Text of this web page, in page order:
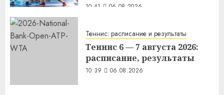
10:41 06.08.2026
Теннис: расписание и результаты
Теннис 6 — 7 августа 2026:
расписание, результаты
10:39 06.08.2026